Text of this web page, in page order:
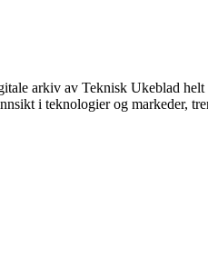
arkiv av Teknisk Ukeblad
i teknologier og markeder,